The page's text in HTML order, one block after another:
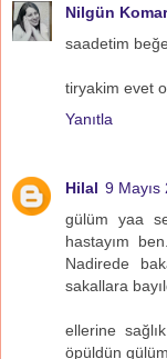
Nilgün Komar
saadetim
tiryakim evet
Yanıtla
Hilal 9 Mayıs
gülüm yaa
hastayım
Nadirede
sakallara
ellerine
öpüldün